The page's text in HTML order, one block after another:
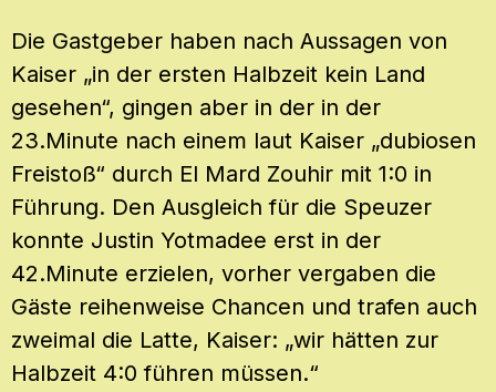
Die Gastgeber haben nach Aussagen von
Kaiser „in der ersten Halbzeit kein Land
gesehen“, gingen aber in der in der
23.Minute nach einem laut Kaiser „dubiosen
Freistoß“ durch El Mard Zouhir mit 1:0 in
Führung. Den Ausgleich für die Speuzer
konnte Justin Yotmadee erst in der
42.Minute erzielen, vorher vergaben die
Gäste reihenweise Chancen und trafen auch
zweimal die Latte, Kaiser: „wir hätten zur
Halbzeit 4:0 führen müssen.“